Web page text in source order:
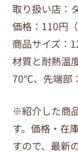
取り扱い店：
価格：110円（
商品サイズ
材質と耐熱温
70℃、先端部
※紹介した商
す。価格・在
すので、最新